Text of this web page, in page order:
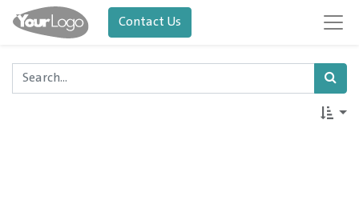
Contact Us